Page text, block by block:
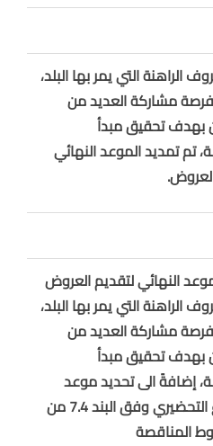
الراهنة التي يمر بها البلد،
فرصة مشاركة العديد من
بهدف تحقيق مبدأ
تم تمديد الموعد النهائي
النهائي لتقديم العروض
الراهنة التي يمر بها البلد،
فرصة مشاركة العديد من
بهدف تحقيق مبدأ
إضافةً الى تحديد موعد
الإجتماع التحضيري وفق البند 7.4 من
المناقصة